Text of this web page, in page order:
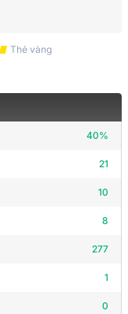
40%
21
10
8
277
1
0
Thẻ vàng